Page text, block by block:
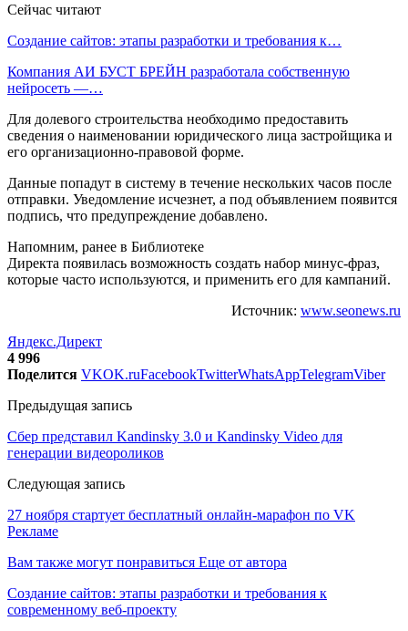
Сейчас читают
Создание сайтов: этапы разработки и требования к…
Компания АИ БУСТ БРЕЙН разработала собственную
нейросеть —…
Для долевого строительства необходимо предоставить
сведения о наименовании юридического лица застройщика и
его организационно-правовой форме.
Данные попадут в систему в течение нескольких часов после
отправки. Уведомление исчезнет, а под объявлением появится
подпись, что предупреждение добавлено.
Напомним, ранее в Библиотеке
Директа появилась возможность создать набор минус-фраз,
которые часто используются, и применить его для кампаний.
Источник: www.seonews.ru
Яндекс.Директ
4 996
Поделится VKOK.ruFacebookTwitterWhatsAppTelegramViber
Предыдущая запись
Сбер представил Kandinsky 3.0 и Kandinsky Video для
генерации видеороликов
Следующая запись
27 ноября стартует бесплатный онлайн-марафон по VK
Рекламе
Вам также могут понравиться Еще от автора
Создание сайтов: этапы разработки и требования к
современному веб-проекту